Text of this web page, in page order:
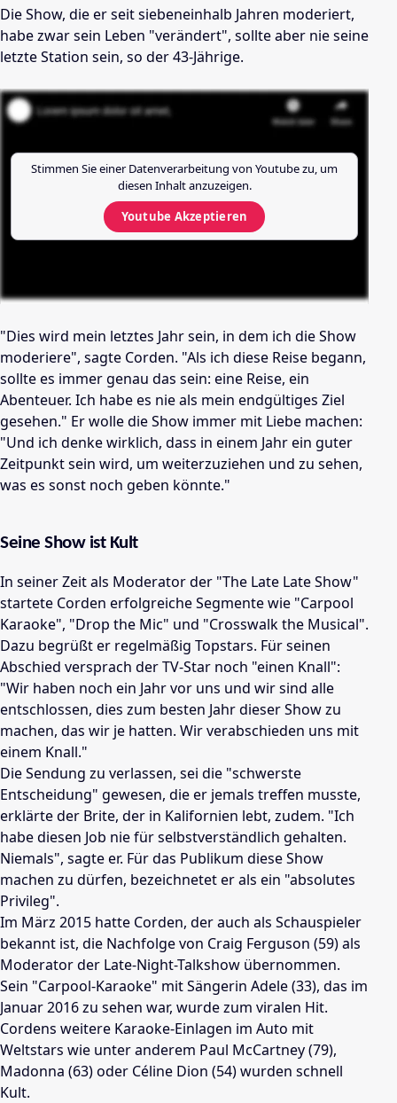
Die Show, die er seit siebeneinhalb Jahren moderiert,
habe zwar sein Leben "verändert", sollte aber nie seine
letzte Station sein, so der 43-Jährige.
Stimmen Sie einer Datenverarbeitung von Youtubezu, um
diesen Inhalt anzuzeigen.
Youtube Akzeptieren
"Dies wird mein letztes Jahr sein, in dem ich die Show
moderiere", sagte Corden. "Als ich diese Reise begann,
sollte es immer genau das sein: eine Reise, ein
Abenteuer. Ich habe es nie als mein endgültiges Ziel
gesehen." Er wolle die Show immer mit Liebe machen:
"Und ich denke wirklich, dass in einem Jahr ein guter
Zeitpunkt sein wird, um weiterzuziehen und zu sehen,
was es sonst noch geben könnte."
Seine Show ist Kult
In seiner Zeit als Moderator der "The Late Late Show"
startete Corden erfolgreiche Segmente wie "Carpool
Karaoke", "Drop the Mic" und "Crosswalk the Musical".
Dazu begrüßt er regelmäßig Topstars. Für seinen
Abschied versprach der TV-Star noch "einen Knall":
"Wir haben noch ein Jahr vor uns und wir sind alle
entschlossen, dies zum besten Jahr dieser Show zu
machen, das wir je hatten. Wir verabschieden uns mit
einem Knall."
Die Sendung zu verlassen, sei die "schwerste
Entscheidung" gewesen, die er jemals treffen musste,
erklärte der Brite, der in Kalifornien lebt, zudem. "Ich
habe diesen Job nie für selbstverständlich gehalten.
Niemals", sagte er. Für das Publikum diese Show
machen zu dürfen, bezeichnetet er als ein "absolutes
Privileg".
Im März 2015 hatte Corden, der auch als Schauspieler
bekannt ist, die Nachfolge von Craig Ferguson (59) als
Moderator der Late-Night-Talkshow übernommen.
Sein "Carpool-Karaoke" mit Sängerin Adele (33), das im
Januar 2016 zu sehen war, wurde zum viralen Hit.
Cordens weitere Karaoke-Einlagen im Auto mit
Weltstars wie unter anderem Paul McCartney (79),
Madonna (63) oder Céline Dion (54) wurden schnell
Kult.